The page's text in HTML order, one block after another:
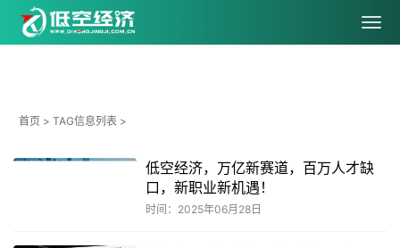
首页 > TAG信息列表 >
低空经济，万亿新赛道，百万人才缺
口，新职业新机遇！
时间：2025年06月28日